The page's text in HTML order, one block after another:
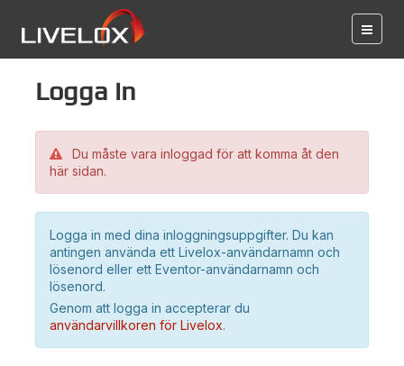
Logga in
Du måste vara inloggad för att komma åt den
här sidan.
Logga in med dina inloggningsuppgifter. Du kan
antingen använda ett Livelox-användarnamn och
lösenord eller ett Eventor-användarnamn och
lösenord.
Genom att logga in accepterar du
användarvillkoren för Livelox.